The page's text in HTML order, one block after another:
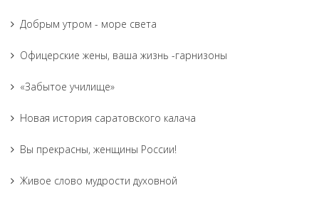
Добрым утром - море света
Офицерские жены, ваша жизнь -гарнизоны
«Забытое училище»
Новая история саратовского калача
Вы прекрасны, женщины России!
Живое слово мудрости духовной